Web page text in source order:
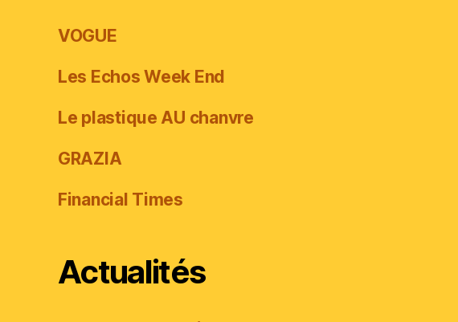
VOGUE
Les Echos Week End
Le plastique AU chanvre
GRAZIA
Financial Times
Actualités